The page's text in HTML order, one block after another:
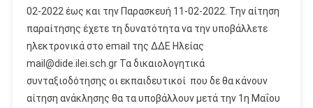
02-2022 έως και την Παρασκευή 11-02-2022. Την αίτηση
παραίτησης έχετε τη δυνατότητα να την υποβάλλετε
ηλεκτρονικά στο email της ΔΔΕ Ηλείας
mail@dide.ilei.sch.gr Τα δικαιολογητικά
συνταξιοδότησης οι εκπαιδευτικοί που δε θα κάνουν
αίτηση ανάκλησης θα τα υποβάλλουν μετά την 1η Μαΐου